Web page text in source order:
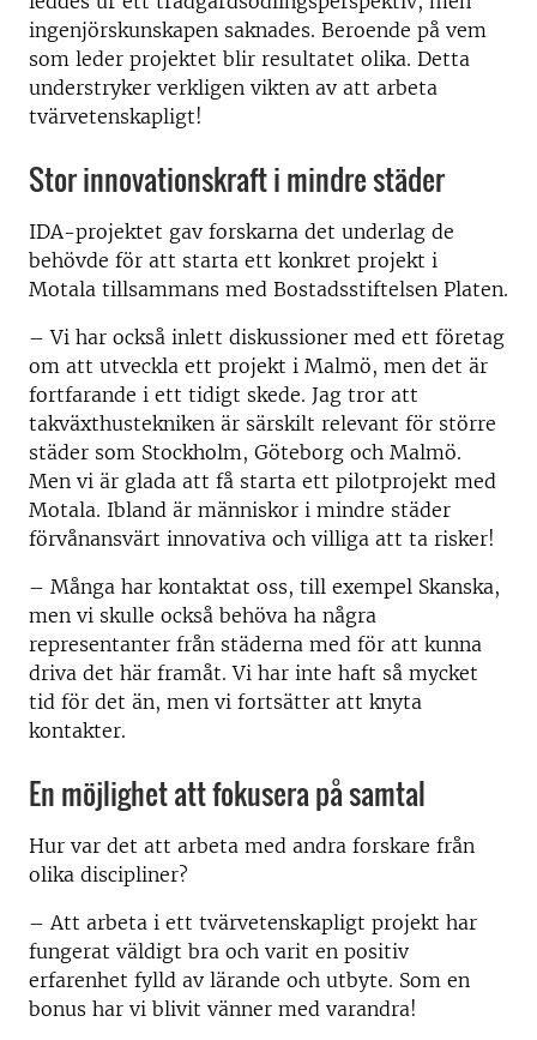
ingenjörskunskapen saknades. Beroende på vem
som leder projektet blir resultatet olika. Detta
understryker verkligen vikten av att arbeta
tvärvetenskapligt!
Stor innovationskraft i mindre städer
IDA-projektet gav forskarna det underlag de
behövde för att starta ett konkret projekt i
Motala tillsammans med Bostadsstiftelsen Platen.
– Vi har också inlett diskussioner med ett företag
om att utveckla ett projekt i Malmö, men det är
fortfarande i ett tidigt skede. Jag tror att
takväxthustekniken är särskilt relevant för större
städer som Stockholm, Göteborg och Malmö.
Men vi är glada att få starta ett pilotprojekt med
Motala. Ibland är människor i mindre städer
förvånansvärt innovativa och villiga att ta risker!
– Många har kontaktat oss, till exempel Skanska,
men vi skulle också behöva ha några
representanter från städerna med för att kunna
driva det här framåt. Vi har inte haft så mycket
tid för det än, men vi fortsätter att knyta
kontakter.
En möjlighet att fokusera på samtal
Hur var det att arbeta med andra forskare från
olika discipliner?
– Att arbeta i ett tvärvetenskapligt projekt har
fungerat väldigt bra och varit en positiv
erfarenhet fylld av lärande och utbyte. Som en
bonus har vi blivit vänner med varandra!